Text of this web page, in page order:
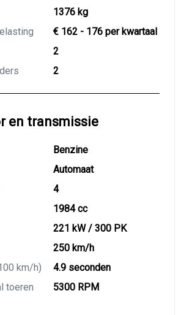
1376 kg
€ 162 - 176 per kwartaal
2
2
en transmissie
Benzine
Automaat
4
1984 cc
221 kW / 300 PK
250 km/h
km/h)
4.9 seconden
toeren
5300 RPM